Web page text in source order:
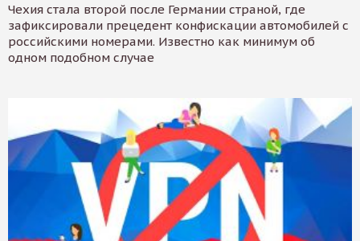
Чехия стала второй после Германии страной, где
зафиксировали прецедент конфискации автомобилей с
российскими номерами. Известно как минимум об
одном подобном случае